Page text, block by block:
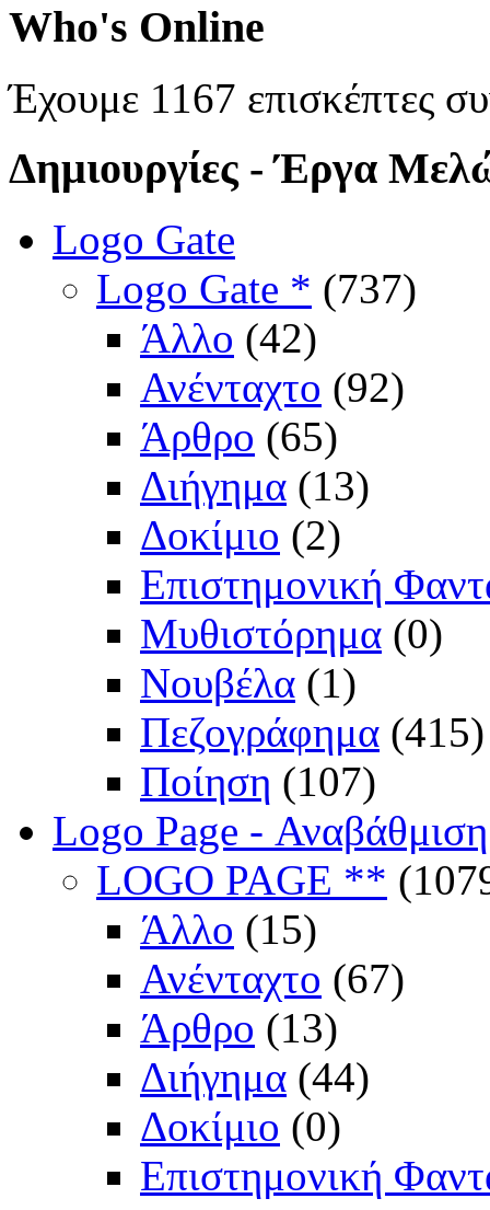
Who's Online
Έχουμε 1167 επισκέπτες
Δημιουργίες - Έργα
Logo Gate
Logo Gate * (737)
Άλλο (42)
Ανένταχτο (92)
Άρθρο (65)
Διήγημα (13)
Δοκίμιο (2)
Επιστημονική
Μυθιστόρημα (0)
Νουβέλα (1)
Πεζογράφημα (415)
Ποίηση (107)
Logo Page -
LOGO PAGE **
Άλλο (15)
Ανένταχτο (67)
Άρθρο (13)
Διήγημα (44)
Δοκίμιο (0)
Επιστημονική